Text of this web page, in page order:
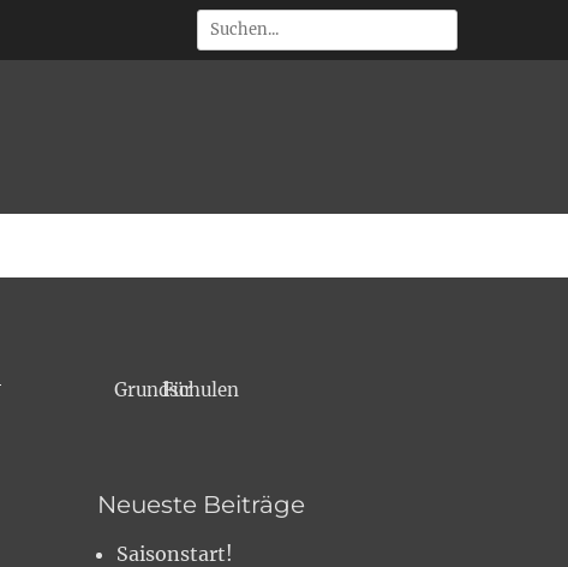
Suchen
Für Grundschulen
Neueste Beiträge
Saisonstart!